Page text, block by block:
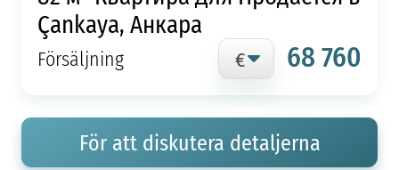
Çankaya, Анкара
Försäljning 68 760
För att diskutera detaljerna